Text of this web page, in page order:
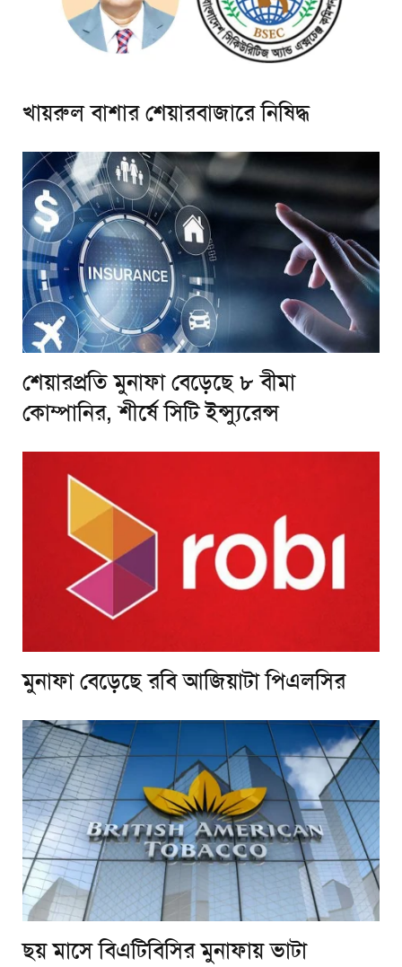
খায়রুল বাশার শেয়ারবাজারে নিষিদ্ধ
শেয়ারপ্রতি মুনাফা বেড়েছে ৮ বীমা
কোম্পানির, শীর্ষে সিটি ইন্স্যুরেন্স
মুনাফা বেড়েছে রবি আজিয়াটা পিএলসির
ছয় মাসে বিএটিবিসির মুনাফায় ভাটা